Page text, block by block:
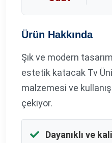
Ürün Hakkında
Şık ve modern
estetik katacak Tv
malzemesi ve
çekiyor.
Dayanıklı ve